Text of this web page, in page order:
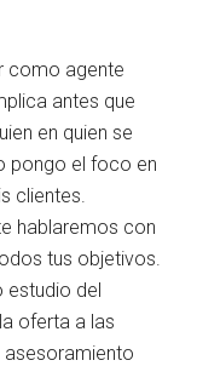
como agente
antes que
en quien se
pongo el foco en
clientes.
hablaremos con
tus objetivos.
estudio del
oferta a las
asesoramiento